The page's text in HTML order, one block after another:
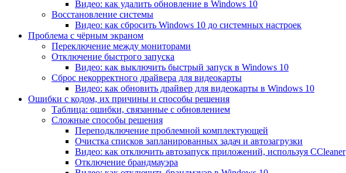
Видео: как удалить обновление в Windows 10
Восстановление системы
Видео: как сбросить Windows 10 до системных настроек
Проблема с чёрным экраном
Переключение между мониторами
Отключение быстрого запуска
Видео: как выключить быстрый запуск в Windows 10
Сброс некорректного драйвера для видеокарты
Видео: как обновить драйвер для видеокарты в Windows 10
Ошибки с кодом, их причины и способы решения
Таблица: ошибки, связанные с обновлением
Сложные способы решения
Переподключение проблемной комплектующей
Очистка списков запланированных задач и автозагрузки
Видео: как отключить автозапуск приложений, используя CCleaner
Отключение брандмауэра